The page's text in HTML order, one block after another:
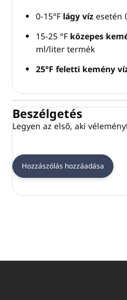
0-15°F lágy víz esetén
15-25 °F közepes
ml/liter termék
25°F feletti kemény
Beszélgetés
Legyen az első, aki
Hozzászólás hozzáadása